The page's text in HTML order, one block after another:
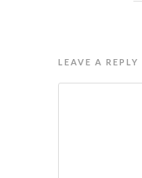
LEAVE A REPLY